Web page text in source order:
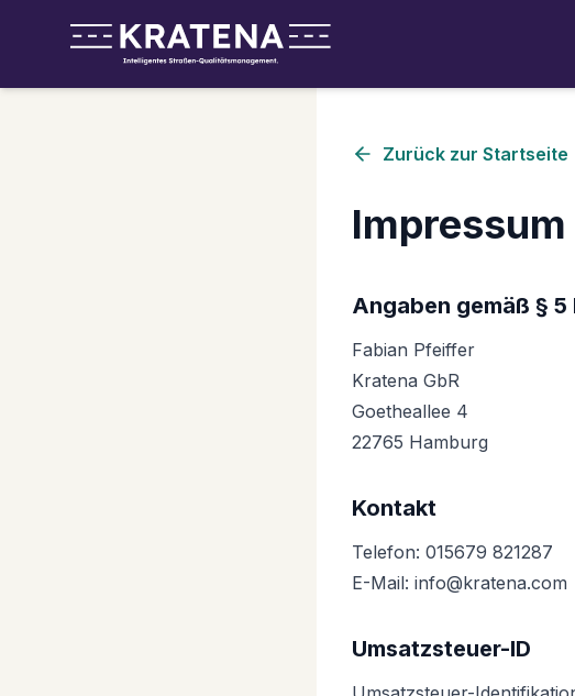
Zurück zur Startseite
Impressum
Angaben gemäß § 5
Fabian Pfeiffer
Kratena GbR
Goetheallee 4
22765 Hamburg
Kontakt
Telefon: 015679 821287
E-Mail: info@kratena.com
Umsatzsteuer-ID